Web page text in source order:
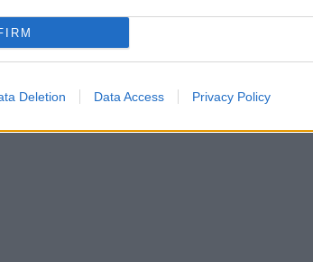
Deletion Data Access Privacy Policy